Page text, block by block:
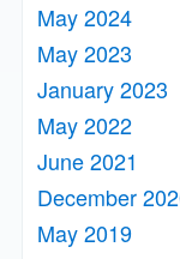
May 2024
May 2023
January 2023
May 2022
June 2021
December
May 2019